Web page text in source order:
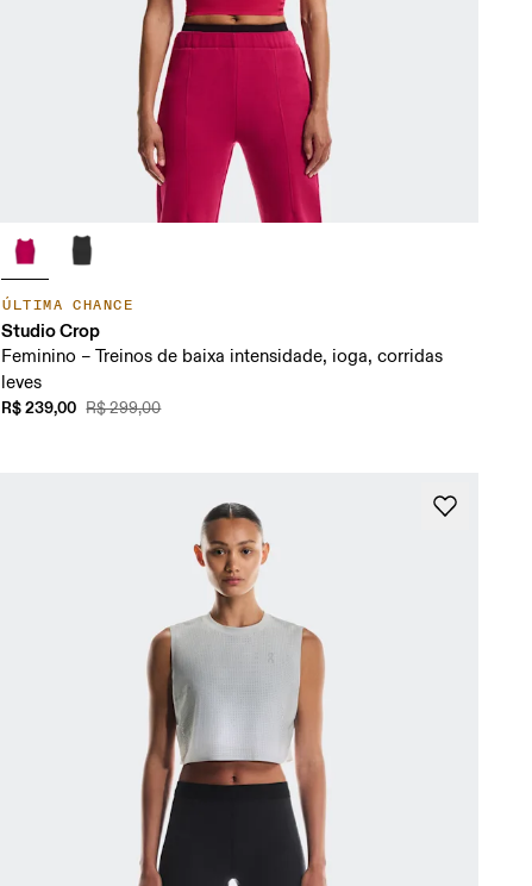
ÚLTIMA CHANCE
Studio Crop
Feminino – Treinos de baixa intensidade, ioga, corridas
leves
R$ 239,00 R$ 299,00